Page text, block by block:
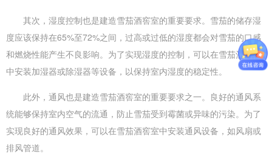
其次，湿度控制也是建造雪茄酒窖室的重要要求。雪茄的储存湿
度应该保持在65%至72%之间，过高或过低的湿度都会对雪茄的口感
和燃烧性能产生不良影响。为了实现湿度的控制，可以在雪茄酒窖室
中安装加湿器或除湿器等设备，以保持室内湿度的稳定性。
此外，通风也是建造雪茄酒窖室的重要要求之一。良好的通风系
统能够保持室内空气的流通，防止雪茄受到霉菌或异味的污染。为了
实现良好的通风效果，可以在雪茄酒窖室中安装通风设备，如风扇或
排风管道。